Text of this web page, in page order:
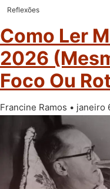
Reflexões
Como Ler
2026
Foco Ou
Francine Ramos janeiro